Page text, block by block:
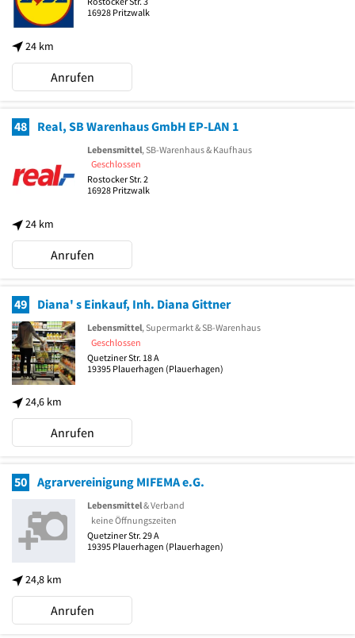
24 km
16928 Pritzwalk
Anrufen
48 Real, SB Warenhaus GmbH EP-LAN 1
24 km
Lebensmittel, SB-Warenhaus & Kaufhaus
Geschlossen
Rostocker Str. 2
16928 Pritzwalk
Anrufen
49 Diana' s Einkauf, Inh. Diana Gittner
24,6 km
Lebensmittel, Supermarkt & SB-Warenhaus
Geschlossen
Quetziner Str. 18 A
19395 Plauerhagen (Plauerhagen)
Anrufen
50 Agrarvereinigung MIFEMA e.G.
24,8 km
Lebensmittel& Verband
keine Öffnungszeiten
Quetziner Str. 29 A
19395 Plauerhagen (Plauerhagen)
Anrufen